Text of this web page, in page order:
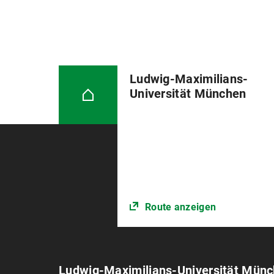
Ludwig-Maximilians-
Universität München
Route anzeigen
Ludwig-Maximilians-Universität